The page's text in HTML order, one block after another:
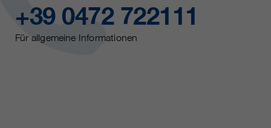
+39 0472 722111
Für allgemeine Informationen